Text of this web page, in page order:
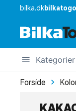
bilka.dk
Kategorier
Forside